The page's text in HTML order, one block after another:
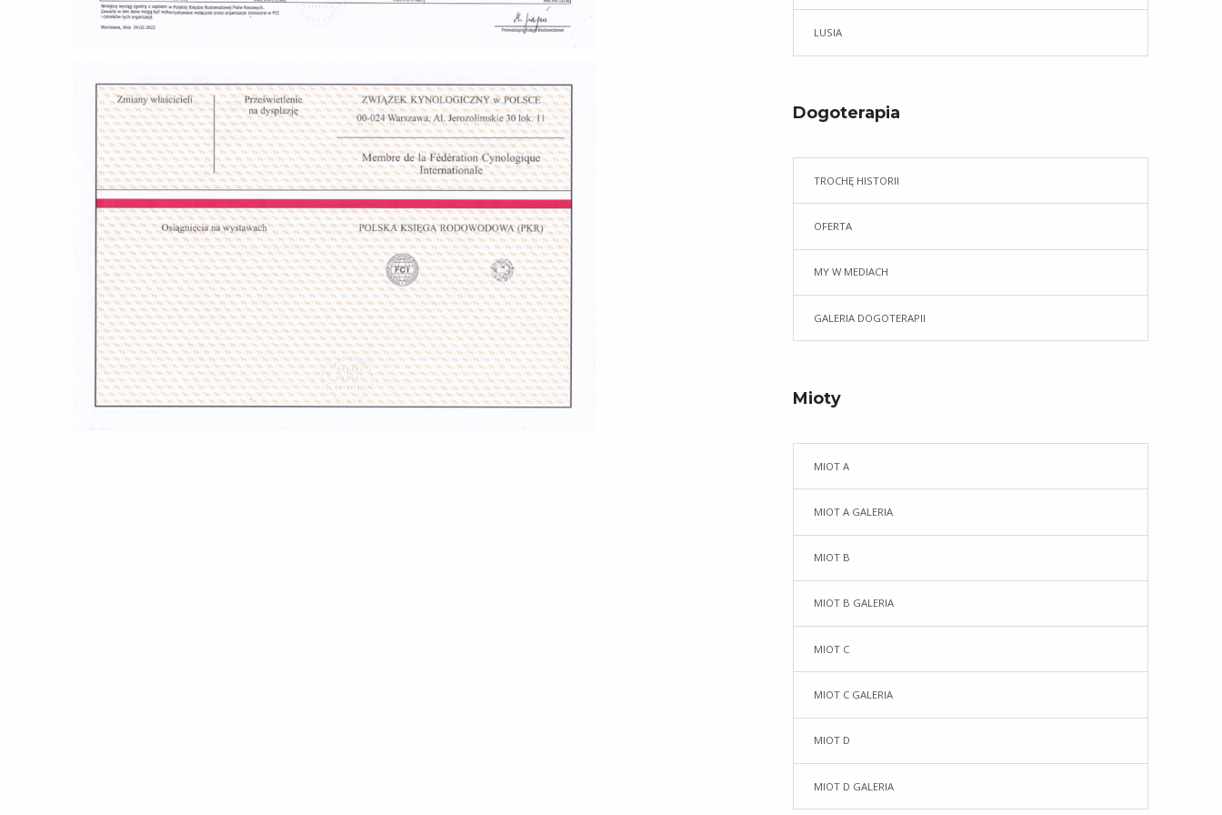
LUSIA
Dogoterapia
TROCHĘ HISTORII
OFERTA
MY W MEDIACH
GALERIA DOGOTERAPII
Mioty
MIOT A
MIOT A GALERIA
MIOT B
MIOT B GALERIA
MIOT C
MIOT C GALERIA
MIOT D
MIOT D GALERIA